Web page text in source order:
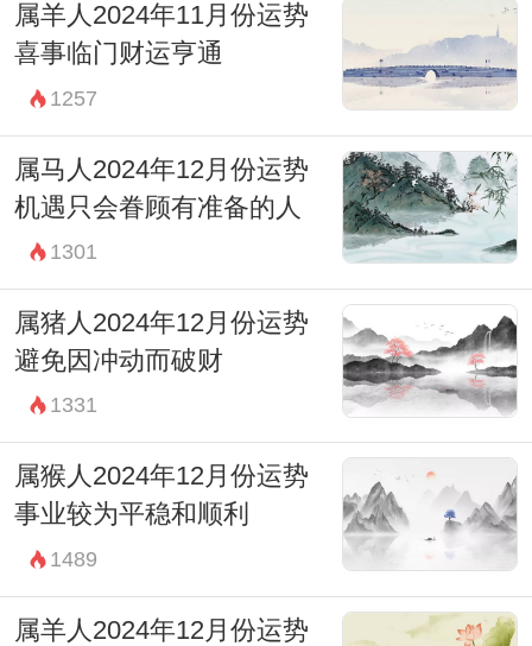
属羊人2024年11月份运势
喜事临门财运亨通
1257
属马人2024年12月份运势
机遇只会眷顾有准备的人
1301
属猪人2024年12月份运势
避免因冲动而破财
1331
属猴人2024年12月份运势
事业较为平稳和顺利
1489
属羊人2024年12月份运势